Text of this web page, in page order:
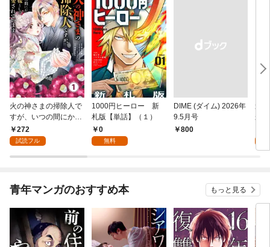
火の神さまの掃除人で
すが、いつの間にか花
嫁として溺愛されてい
ます【単話】（１）
272
試読フル
1000円ヒーロー 新
札版【単話】（１）
0
無料
DIME (ダイム) 2026年
9.5月号
￥800
追
か
れ
（
青年マンガのおすすめ本 もっと見る